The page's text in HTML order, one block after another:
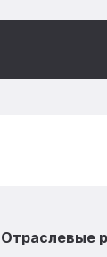
Отраслевые